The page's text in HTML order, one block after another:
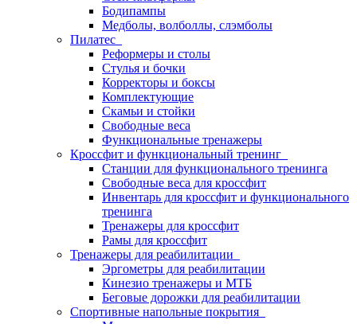
Бодипампы
Медболы, волболлы, слэмболы
Пилатес
Реформеры и столы
Стулья и бочки
Корректоры и боксы
Комплектующие
Скамьи и стойки
Свободные веса
Функциональные тренажеры
Кроссфит и функциональный тренинг
Станции для функционального тренинга
Свободные веса для кроссфит
Инвентарь для кроссфит и функционального
тренинга
Тренажеры для кроссфит
Рамы для кроссфит
Тренажеры для реабилитации
Эргометры для реабилитации
Кинезио тренажеры и МТБ
Беговые дорожки для реабилитации
Спортивные напольные покрытия